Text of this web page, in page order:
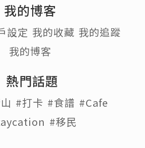
我的博客
設定 我的收藏 我的追蹤
我的博客
熱門話題
#打卡 #食譜 #Cafe
#移民